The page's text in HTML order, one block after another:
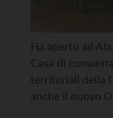
Ha aperto ad
Casa di
territoriali della
anche il nuovo